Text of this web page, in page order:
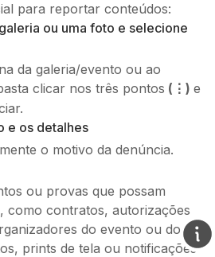
para reportar conteúdos:
ou uma foto e selecione
da galeria/evento ou ao
clicar nos três pontos (⋮) e
e os detalhes
o motivo da denúncia.
ou provas que possam
como contratos, autorizações
do evento ou donos
prints de tela ou notificações